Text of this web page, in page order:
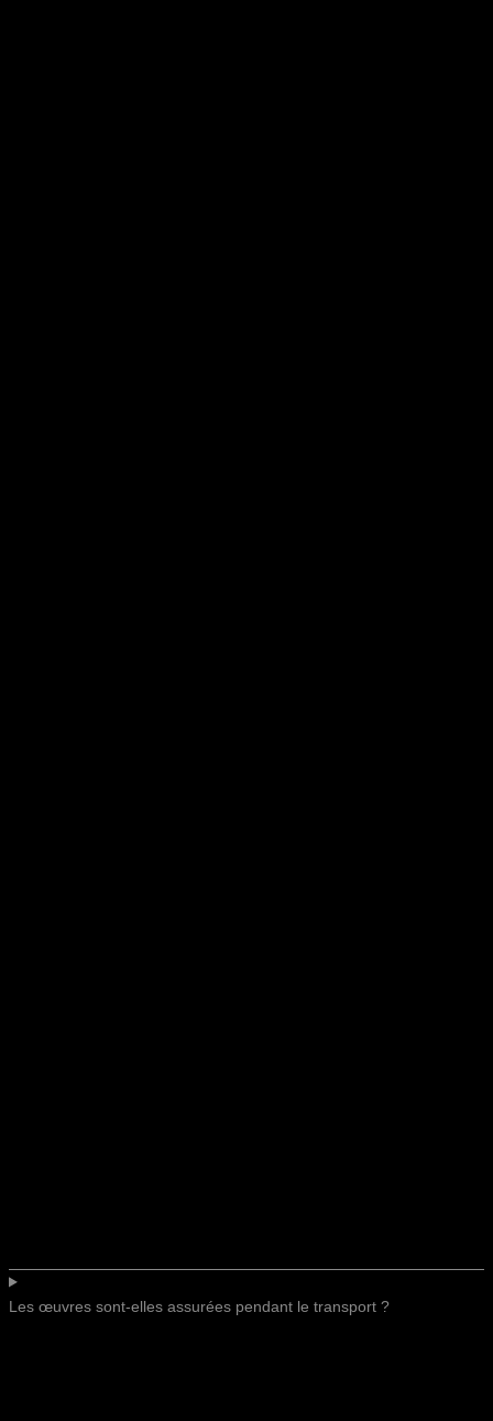
Les œuvres sont-elles assurées pendant le transport ?